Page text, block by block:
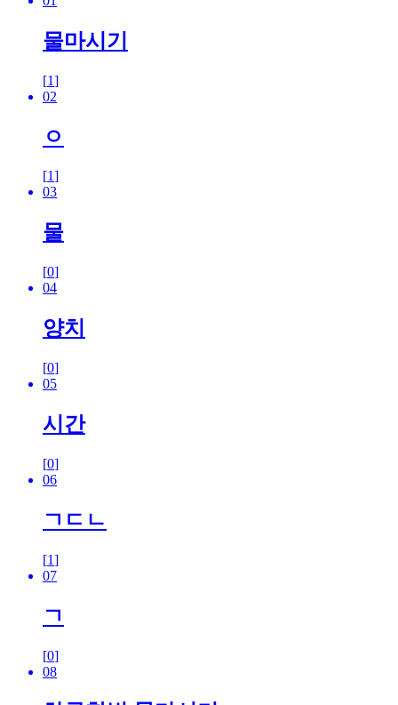
물마시기
[1]
02
ㅇ
[1]
03
물
[0]
04
양치
[0]
05
시간
[0]
06
ㄱㄷㄴ
[1]
07
ㄱ
[0]
08